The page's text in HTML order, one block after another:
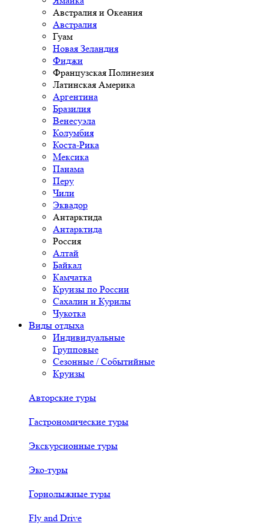
Австралия и Океания
Австралия
Гуам
Новая Зеландия
Фиджи
Французская Полинезия
Латинская Америка
Аргентина
Бразилия
Венесуэла
Колумбия
Коста-Рика
Мексика
Панама
Перу
Чили
Эквадор
Антарктида
Антарктида
Россия
Алтай
Байкал
Камчатка
Круизы по России
Сахалин и Курилы
Чукотка
Виды отдыха
Индивидуальные
Групповые
Сезонные / Событийные
Круизы
Авторские туры
Гастрономические туры
Экскурсионные туры
Эко-туры
Горнолыжные туры
Fly and Drive